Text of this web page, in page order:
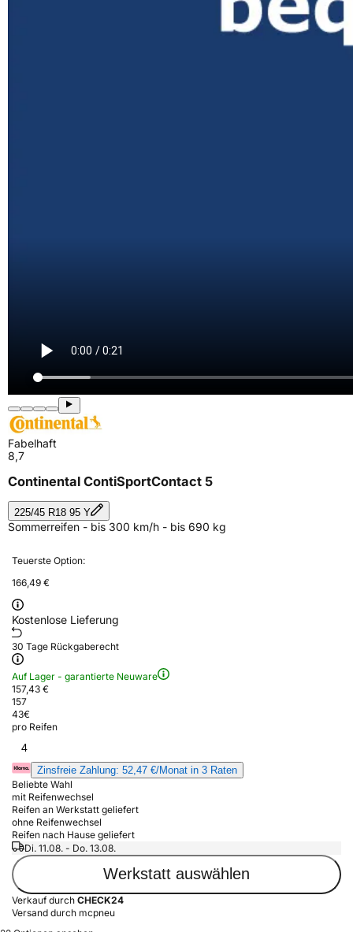
Fabelhaft
8,7
Continental ContiSportContact 5
225/45 R18 95 Y
Sommerreifen - bis 300 km/h - bis 690 kg
Teuerste Option:
166,49 €
Kostenlose Lieferung
30 Tage Rückgaberecht
Auf Lager - garantierte Neuware
157,43 €
157
43€
pro Reifen
4
Zinsfreie Zahlung: 52,47 €/Monat in 3 Raten
Beliebte Wahl
mit Reifenwechsel
Reifen an Werkstatt geliefert
ohne Reifenwechsel
Reifen nach Hause geliefert
Di. 11.08. - Do. 13.08.
Werkstatt auswählen
Verkauf durch CHECK24
Versand durch mcpneu